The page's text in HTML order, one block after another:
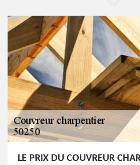
LE PRIX DU COUVREUR